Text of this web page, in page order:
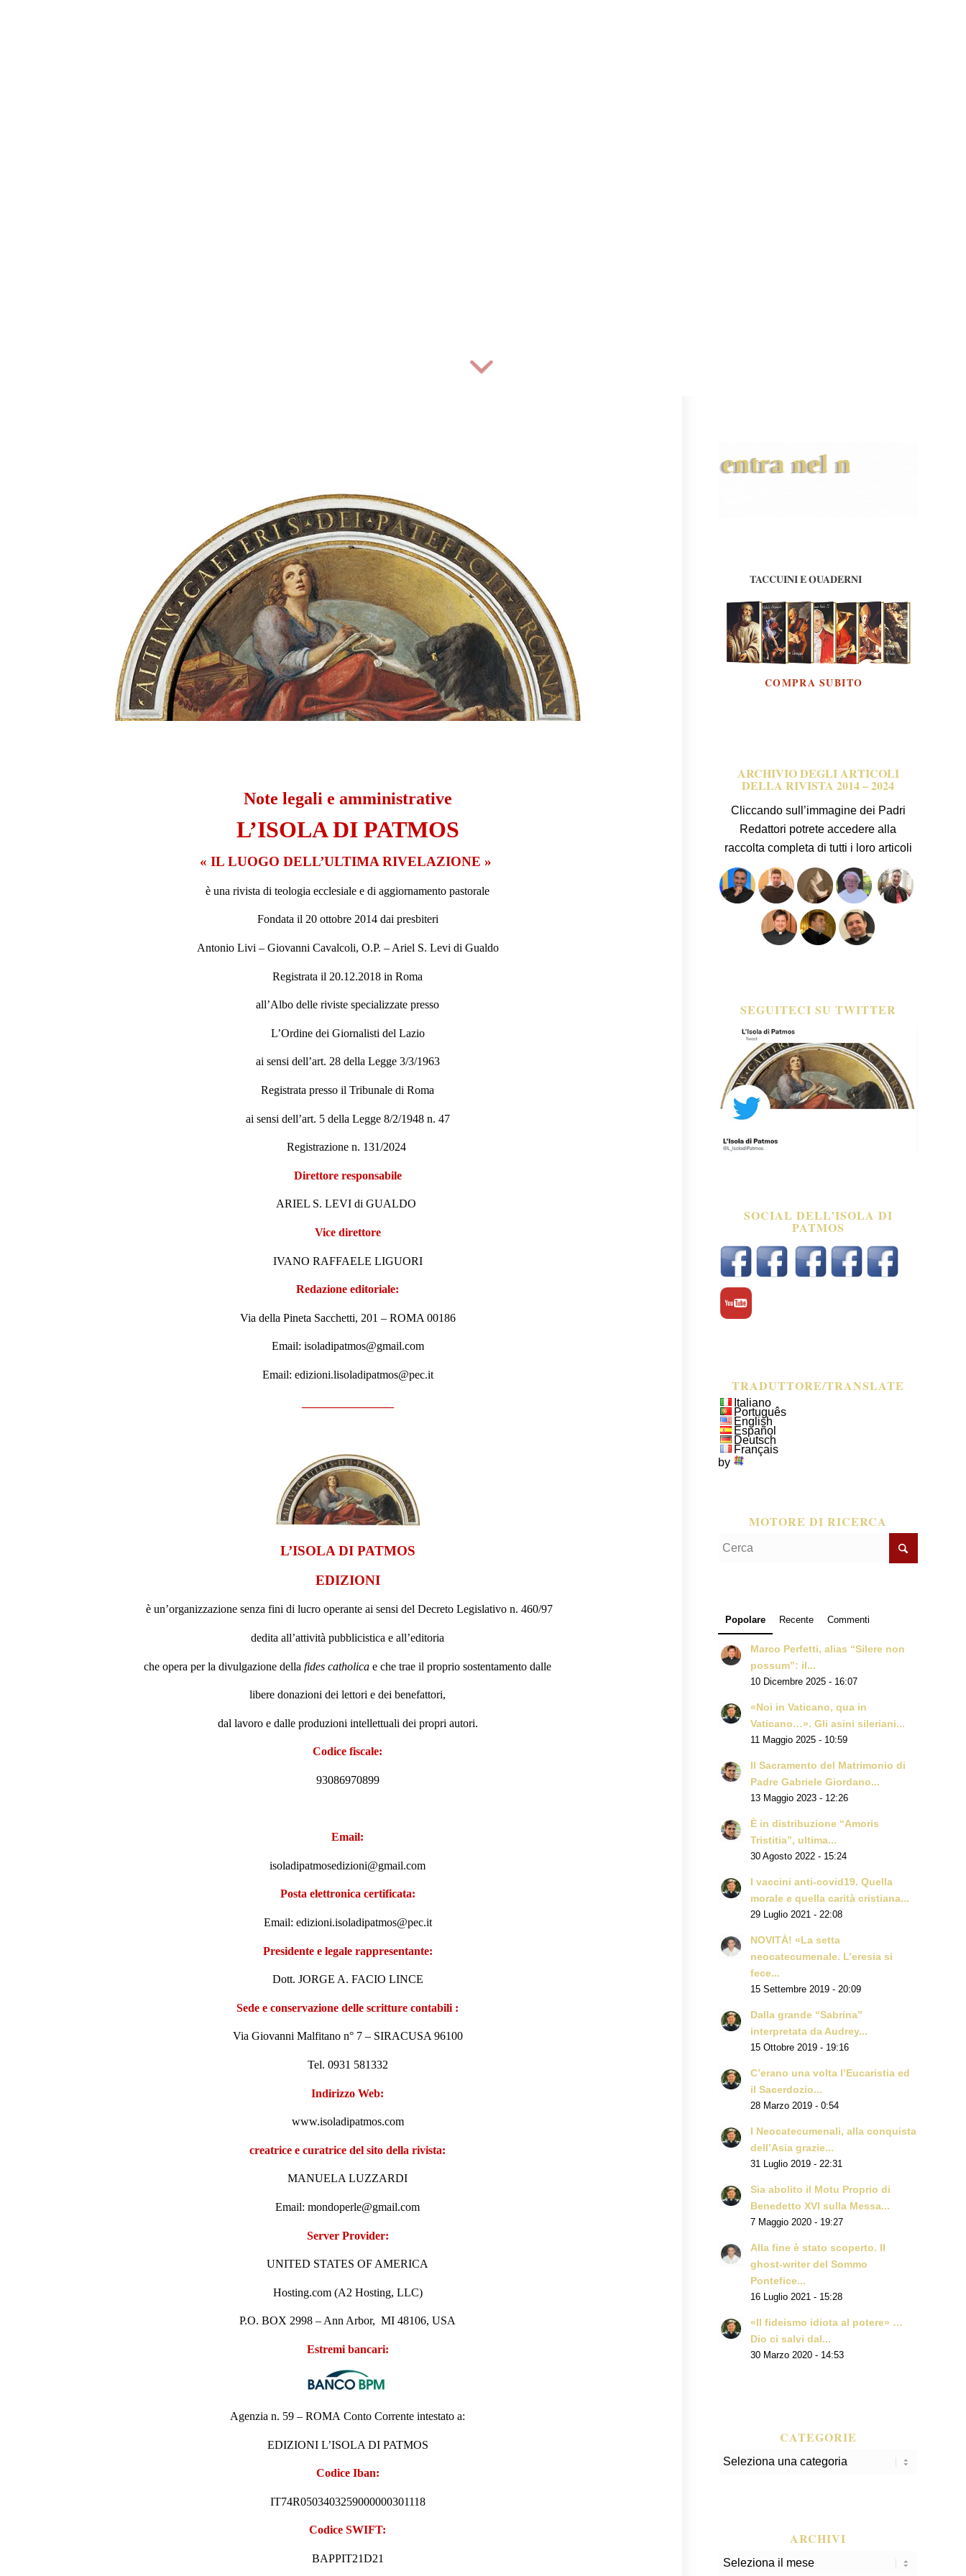
Note legali e amministrative
L’ISOLA DI PATMOS
« IL LUOGO DELL’ULTIMA RIVELAZIONE »
è una rivista di teologia ecclesiale e di aggiornamento pastorale
Fondata il 20 ottobre 2014 dai presbiteri
Antonio Livi – Giovanni Cavalcoli, O.P. – Ariel S. Levi di Gualdo
Registrata il 20.12.2018 in Roma
all’Albo delle riviste specializzate presso
L’Ordine dei Giornalisti del Lazio
ai sensi dell’art. 28 della Legge 3/3/1963
Registratapresso il Tribunale di Roma
ai sensi dell’art. 5 della Legge 8/2/1948 n. 47
Registrazione n. 131/2024
Direttore responsabile
ARIEL S. LEVI di GUALDO
Vice direttore
IVANO RAFFAELE LIGUORI
Redazione editoriale:
Via della Pineta Sacchetti, 201 – ROMA 00186
Email: isoladipatmos@gmail.com
Email: edizioni.lisoladipatmos@pec.it
L’ISOLA DI PATMOS
EDIZIONI
è un’organizzazione senza fini di lucro operante ai sensi del Decreto Legislativo n. 460/97
dedita all’attività pubblicistica e all’editoria
che opera per la divulgazione dellafides catholica e che trae il proprio sostentamento dalle
libere donazioni dei lettori e dei benefattori,
dal lavoro e dalle produzioni intellettuali dei propri autori.
Codice fiscale:
93086970899
Email:
isoladipatmosedizioni@gmail.com
Posta elettronica certificata:
Email: edizioni.isoladipatmos@pec.it
Presidente e legale rappresentante:
Dott. JORGE A. FACIO LINCE
Sede e conservazione delle scritture contabili :
Via Giovanni Malfitano n° 7 – SIRACUSA 96100
Tel. 0931 581332
Indirizzo Web:
www.isoladipatmos.com
creatrice e curatrice del sito della rivista:
MANUELA LUZZARDI
Email: mondoperle@gmail.com
Server Provider:
UNITED STATES OF AMERICA
Hosting.com (A2 Hosting, LLC)
P.O. BOX 2998 – Ann Arbor, MI 48106, USA
Estremi bancari:
Agenzia n. 59 – ROMA Conto Corrente intestato a:
EDIZIONI L’ISOLA DI PATMOS
Codice Iban:
IT74R0503403259000000301118
Codice SWIFT:
BAPPIT21D21
ARCHIVIO DEGLI ARTICOLI
DELLA RIVISTA 2014 – 2024
Cliccando sull’immagine dei Padri
Redattori potrete accedere alla
raccolta completa di tutti i loro articoli
SEGUITECI SU TWITTER
SOCIAL DELL’ISOLA DI
PATMOS
TRADUTTORE/TRANSLATE
Italiano
Português
English
Español
Deutsch
Français
by
MOTORE DI RICERCA
Popolare Recente Commenti
Marco Perfetti, alias “Silere non
possum”: il...
10 Dicembre 2025 - 16:07
«Noi in Vaticano, qua in
Vaticano…». Gli asini sileriani...
11 Maggio 2025 - 10:59
Il Sacramento del Matrimonio di
Padre Gabriele Giordano...
13 Maggio 2023 - 12:26
È in distribuzione “Amoris
Tristitia”, ultima...
30 Agosto 2022 - 15:24
I vaccini anti-covid19. Quella
morale e quella carità cristiana...
29 Luglio 2021 - 22:08
NOVITÀ! «La setta
neocatecumenale. L’eresia si
fece...
15 Settembre 2019 - 20:09
Dalla grande “Sabrina”
interpretata da Audrey...
15 Ottobre 2019 - 19:16
C’erano una volta l’Eucaristia ed
il Sacerdozio...
28 Marzo 2019 - 0:54
I Neocatecumenali, alla conquista
dell’Asia grazie...
31 Luglio 2019 - 22:31
Sia abolito il Motu Proprio di
Benedetto XVI sulla Messa...
7 Maggio 2020 - 19:27
Alla fine è stato scoperto. Il
ghost-writer del Sommo
Pontefice...
16 Luglio 2021 - 15:28
«Il fideismo idiota al potere» …
Dio ci salvi dal...
30 Marzo 2020 - 14:53
CATEGORIE
Categorie
ARCHIVI